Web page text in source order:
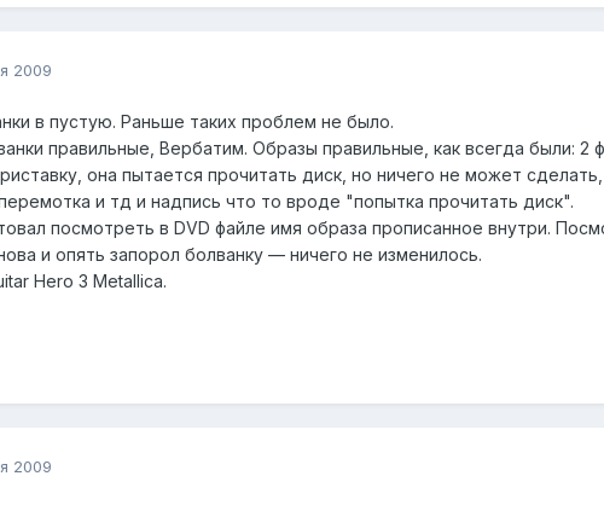
2009
в пустую. Раньше таких проблем не было.
правильные, Вербатим. Образы правильные, как всегда были:
она пытается прочитать диск, но ничего не может
и тд и надпись что то вроде "попытка прочитать диск".
посмотреть в DVD файле имя образа прописанное внутри.
и опять запорол болванку — ничего не изменилось.
Hero 3 Metallica.
2009